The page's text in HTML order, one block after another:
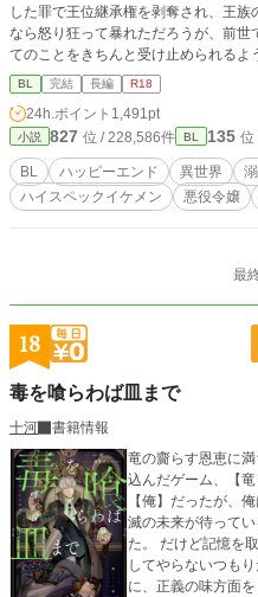
した罪で王位継承権を剥奪され、王
なら怒り狂って暴れただろうが、前
てのことをきちんと受け止められるようになった。 そして
許されなくなった俺は、悪役令嬢の兄
領地で監視されることとなった。 「あなたはなにもしなくていいのです」 リュ
シアンにはそう言われたが、前世日本
てくる……！ そんなこんなで仕事を見
様子に、周囲はもちろんリュシアンも
だんと冷たかったリュシアンの態度も変わってき
次期公爵と、全て失ったら逆に吹っ切
ります！ お気に召しましたら、ブク
BL 完結 長編 R18
24h.ポイント 1,491pt
小説 827 位 / 228,586件 BL 135 位
BL ハッピーエンド 異世界
ハイスペックイケメン
悪役令嬢
最
18
毒を喰らわば皿まで
十河
書籍情報
竜の齎らす恩恵に満ちた国
込んだゲーム、【
【俺】だったが、
滅の未来が待って
た。 だけど記憶を取り戻したからには、そう簡単に破滅など
してやらないつも
に、正義の味方面